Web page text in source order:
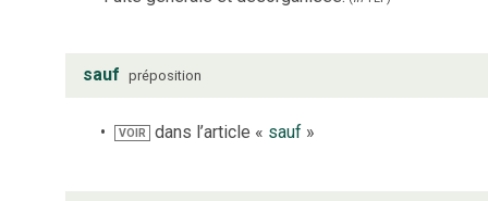
sauf préposition
VOIR dans l’article « sauf »